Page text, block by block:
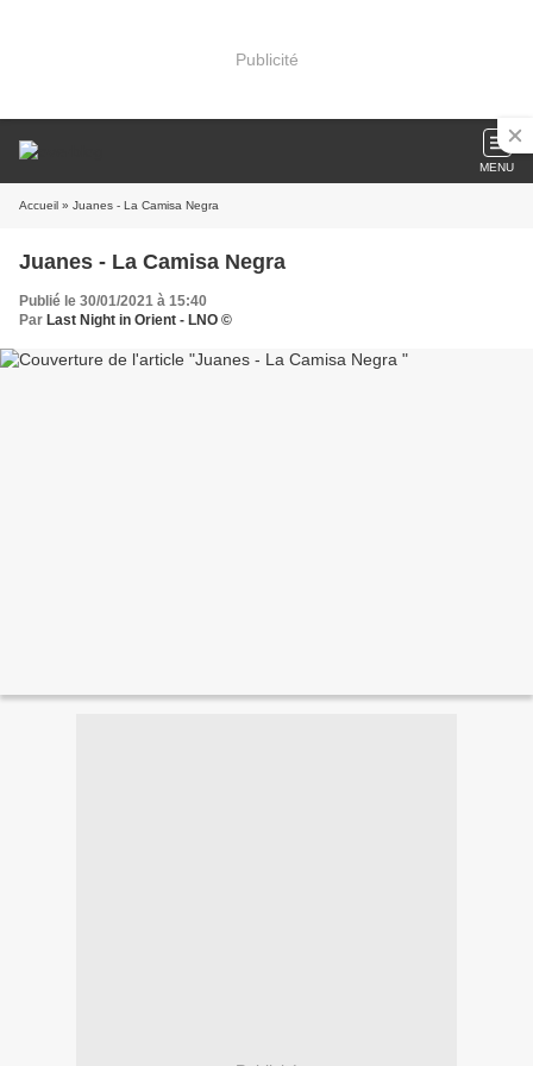
Publicité
MENU
Accueil » Juanes - La Camisa Negra
Juanes - La Camisa Negra
Publié le 30/01/2021 à 15:40
Par Last Night in Orient - LNO ©